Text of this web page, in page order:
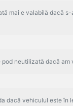
mai e valabilă dacă
pod neutilizată dacă am
dacă vehiculul este în